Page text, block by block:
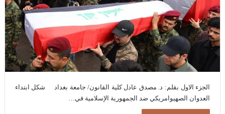
الجزء الاول بقلم: د. مصدق عادل كلية القانون/ جامعة بغداد شكل ابتداء
العدوان الصهيوامريكي ضد الجمهورية الإسلامية في…